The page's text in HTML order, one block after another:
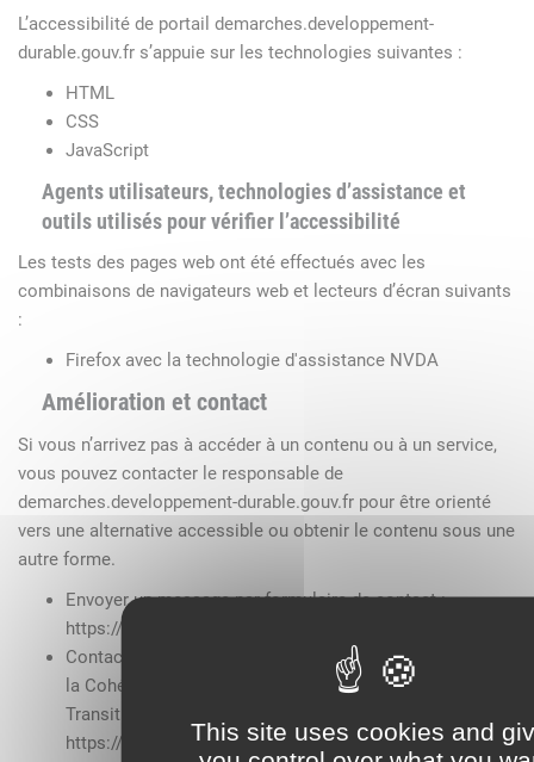
This site uses cookies and
L’accessibilité de portail demarches.developpement-
durable.gouv.fr s’appuie sur les technologies suivantes :
HTML
CSS
JavaScript
Agents utilisateurs, technologies d’assistance et
outils utilisés pour vérifier l’accessibilité
Les tests des pages web ont été effectués avec les
combinaisons de navigateurs web et lecteurs d’écran suivants
:
Firefox avec la technologie d'assistance NVDA
Amélioration et contact
Si vous n’arrivez pas à accéder à un contenu ou à un service,
vous pouvez contacter le responsable de
demarches.developpement-durable.gouv.fr pour être orienté
vers une alternative accessible ou obtenir le contenu sous une
autre forme.
Envoyer un message par formulaire de contact :
https://contact.ecologique-solidaire.gouv.fr/
Contacter le ministère de la Transition écologique et de
la Cohésion des territoires et le ministère de la
Transition énergétique
https://www.ecologie.gouv.fr/contact-mtes